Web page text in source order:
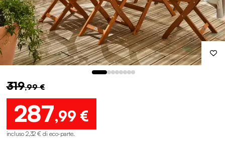
319,99 €
287,99 €
incluso 2,32 € di eco-parte.